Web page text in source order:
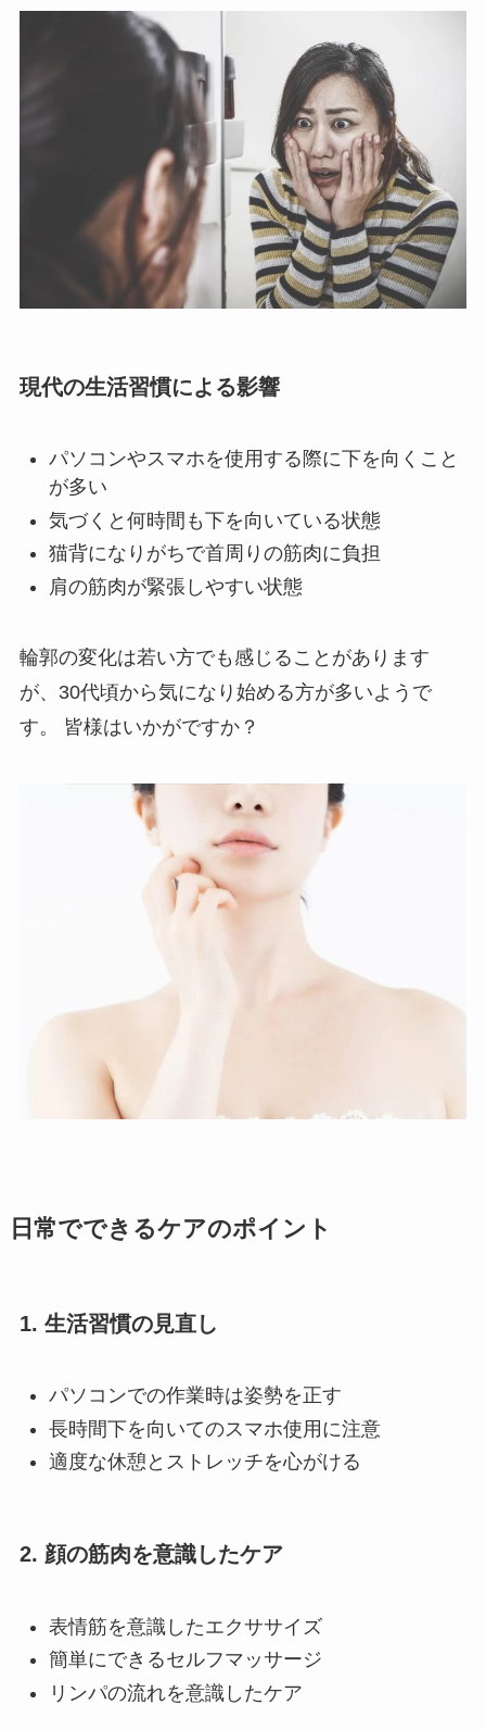
現代の生活習慣による影響
パソコンやスマホを使用する際に下を向くこと
が多い
気づくと何時間も下を向いている状態
猫背になりがちで首周りの筋肉に負担
肩の筋肉が緊張しやすい状態
輪郭の変化は若い方でも感じることがあります
が、30代頃から気になり始める方が多いようで
す。 皆様はいかがですか？
日常でできるケアのポイント
1. 生活習慣の見直し
パソコンでの作業時は姿勢を正す
長時間下を向いてのスマホ使用に注意
適度な休憩とストレッチを心がける
2. 顔の筋肉を意識したケア
表情筋を意識したエクササイズ
簡単にできるセルフマッサージ
リンパの流れを意識したケア